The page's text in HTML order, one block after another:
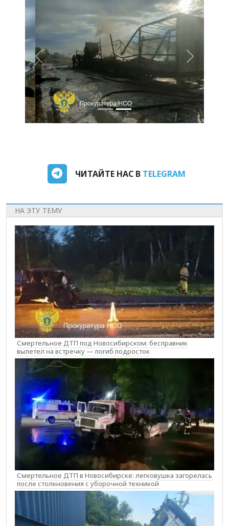
Назад Вперед
ЧИТАЙТЕ НАС В TELEGRAM
НА ЭТУ ТЕМУ
Смертельное ДТП под Новосибирском: бесправник
вылетел на встречку — погиб подросток
Смертельное ДТП в Новосибирске: легковушка загорелась
после столкновения с уборочной техникой